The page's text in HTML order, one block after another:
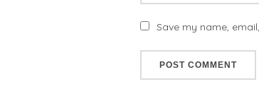
Save my name,